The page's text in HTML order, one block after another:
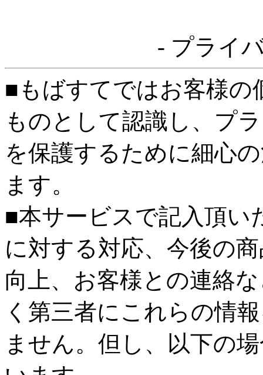
- プライ
■もばすてではお客様の
ものとして認識し、プ
を保護するために細心
ます。
■本サービスで記入頂い
に対する対応、今後の
向上、お客様との連絡
く第三者にこれらの情
ません。但し、以下の